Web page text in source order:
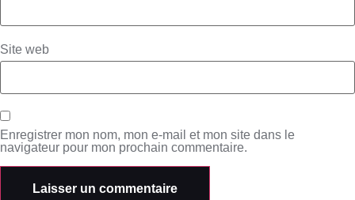
Site web
Enregistrer mon nom, mon e-mail et mon site dans le
navigateur pour mon prochain commentaire.